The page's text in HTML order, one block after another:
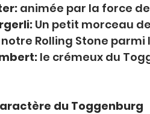
animée par la force
Un petit morceau
notre Rolling Stone
le crémeux du
du Toggenburg